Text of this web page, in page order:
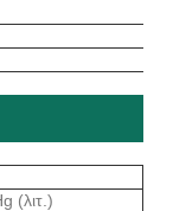
(λιτ.)